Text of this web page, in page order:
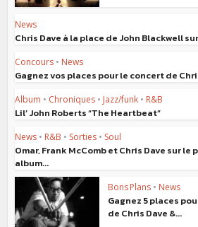
News
Chris Dave à la place de John Blackwell
Concours • News
Gagnez vos places pour le concert de
Album • Chroniques • Jazz/funk • R&B
Lil’ John Roberts “The Heartbeat”
News • R&B • Sorties • Soul
Omar, Frank McComb et Chris Dave sur le
album...
Bons Plans • News
Gagnez 5 places
de Chris Dave &...